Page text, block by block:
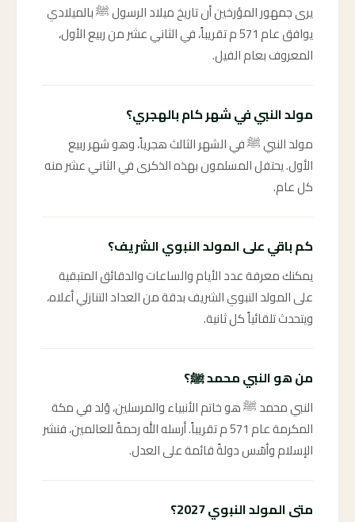
يرى جمهور المؤرخين أن تاريخ ميلاد الرسول ﷺ بالميلادي
يوافق عام 571 م تقريباً، في الثاني عشر من ربيع الأول،
المعروف بعام الفيل.
مولد النبي في شهر كام بالهجري؟
مولد النبي ﷺ في الشهر الثالث هجرياً، وهو شهر ربيع
الأول. يحتفل المسلمون بهذه الذكرى في الثاني عشر منه
كل عام.
كم باقي على المولد النبوي الشريف؟
يمكنك معرفة عدد الأيام والساعات والدقائق المتبقية
على المولد النبوي الشريف بدقة من العداد التنازلي أعلاه،
ويتحدث تلقائياً كل ثانية.
من هو النبي محمد ﷺ؟
النبي محمد ﷺ هو خاتم الأنبياء والمرسلين، وُلد في مكة
المكرمة عام 571 م تقريباً. أرسله الله رحمةً للعالمين، فنشر
الإسلام وأسّس دولةً قائمة على العدل.
متى المولد النبوي 2027؟